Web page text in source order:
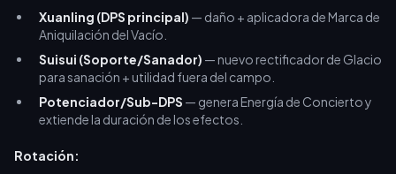
Xuanling (DPS principal) — daño + aplicadora de Marca de
Aniquilación del Vacío.
Suisui (Soporte/Sanador) — nuevo rectificador de Glacio
para sanación + utilidad fuera del campo.
Potenciador/Sub-DPS — genera Energía de Concierto y
extiende la duración de los efectos.
Rotación: